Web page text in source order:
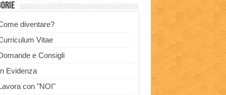
diventare?
Vitae
e Consigli
Evidenza
con "NOI"